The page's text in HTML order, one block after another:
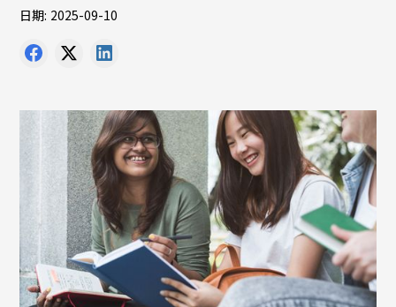
日期: 2025-09-10